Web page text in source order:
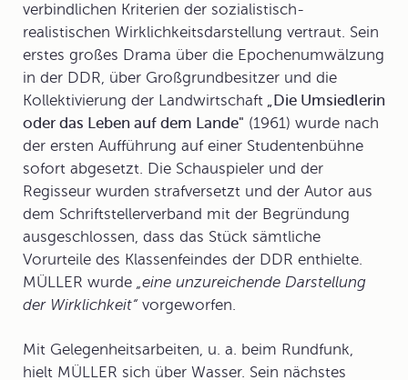
verbindlichen Kriterien der sozialistisch-
realistischen Wirklichkeitsdarstellung vertraut. Sein
erstes großes Drama über die Epochenumwälzung
in der DDR, über Großgrundbesitzer und die
Kollektivierung der Landwirtschaft „Die Umsiedlerin
oder das Leben auf dem Lande" (1961) wurde nach
der ersten Aufführung auf einer Studentenbühne
sofort abgesetzt. Die Schauspieler und der
Regisseur wurden strafversetzt und der Autor aus
dem Schriftstellerverband mit der Begründung
ausgeschlossen, dass das Stück sämtliche
Vorurteile des Klassenfeindes der DDR enthielte.
MÜLLER wurde „eine unzureichende Darstellung
der Wirklichkeit“ vorgeworfen.
Mit Gelegenheitsarbeiten, u. a. beim Rundfunk,
hielt MÜLLER sich über Wasser. Sein nächstes